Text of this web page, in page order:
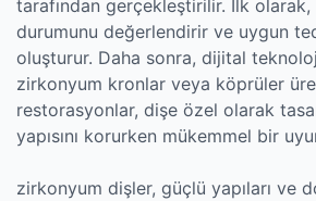
tarafından gerçekleştirilir. İlk
durumunu değerlendirir ve uygun
oluşturur. Daha sonra, dijital
zirkonyum kronlar veya köprüler
restorasyonlar, dişe özel olarak
yapısını korurken mükemmel bir
zirkonyum dişler, güçlü yapıları ve